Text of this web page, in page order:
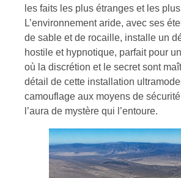
les faits les plus étranges et les
L’environnement aride, avec ses
de sable et de rocaille, installe un
hostile et hypnotique, parfait pour
où la discrétion et le secret sont
détail de cette installation
camouflage aux moyens de
l’aura de mystère qui l’entoure.